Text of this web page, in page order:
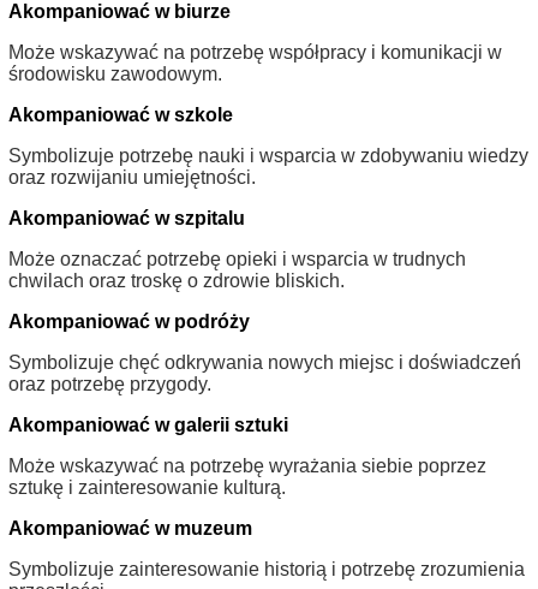
Akompaniować w biurze
Może wskazywać na potrzebę współpracy i komunikacji w
środowisku zawodowym.
Akompaniować w szkole
Symbolizuje potrzebę nauki i wsparcia w zdobywaniu wiedzy
oraz rozwijaniu umiejętności.
Akompaniować w szpitalu
Może oznaczać potrzebę opieki i wsparcia w trudnych
chwilach oraz troskę o zdrowie bliskich.
Akompaniować w podróży
Symbolizuje chęć odkrywania nowych miejsc i doświadczeń
oraz potrzebę przygody.
Akompaniować w galerii sztuki
Może wskazywać na potrzebę wyrażania siebie poprzez
sztukę i zainteresowanie kulturą.
Akompaniować w muzeum
Symbolizuje zainteresowanie historią i potrzebę zrozumienia